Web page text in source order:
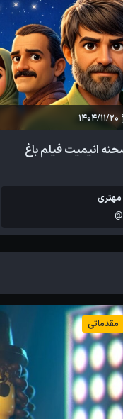
1404/11/20
انیمیت فیلم باغ
مهتری
مقدماتی